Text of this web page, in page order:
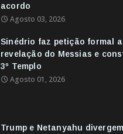
acordo
Agosto 03, 2026
Sinédrio faz petição formal a
revelação do Messias e
3º Templo
Agosto 01, 2026
Trump e Netanyahu